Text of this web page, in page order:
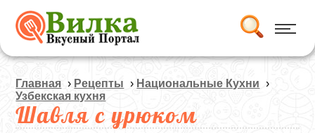
Главная › Рецепты › Национальные Кухни ›
Узбекская кухня
Шавля с урюком